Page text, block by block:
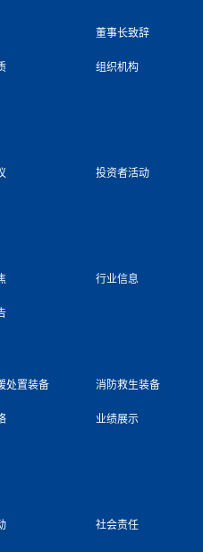
董事长致辞
组织机构
投资者活动
行业信息
处置装备 消防救生装备
业绩展示
社会责任